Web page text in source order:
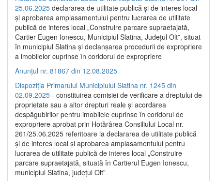
25.06.2025 declararea de utilitate publică și de interes local
și aprobarea amplasamentului pentru lucrarea de utilitate
publică de interes local „Construire parcare supraetajată,
Cartier Eugen Ionescu, Municipiul Slatina, Județul Olt”, situat
în municipiul Slatina și declanșarea procedurii de expropriere
a imobilelor cuprinse în coridorul de expropriere
Anunțul nr. 81867 din 12.08.2025
Dispoziția Primarului Municipiului Slatina nr. 1245 din
02.09.2025 - constituirea comisiei de verificare a dreptului de
proprietate sau a altor drepturi reale și acordarea
despăgubirilor pentru imobilele cuprinse în coridorul de
expropriere aprobat prin Hotărârea Consiliului Local nr.
261/25.06.2025 referitoare la declararea de utilitate publică
și de interes local și aprobarea amplasamentului pentru
lucrarea de utilitate publică de interes local „Construire
parcare supraetajată, situată în Cartierul Eugen Ionescu,
municipiul Slatina, județul Olt”